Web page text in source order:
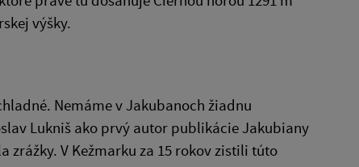
výšky.
Nemáme v Jakubanoch žiadnu
Lukniš ako prvý autor publikácie Jakubiany
zrážky. V Kežmarku za 15 rokov zistili túto